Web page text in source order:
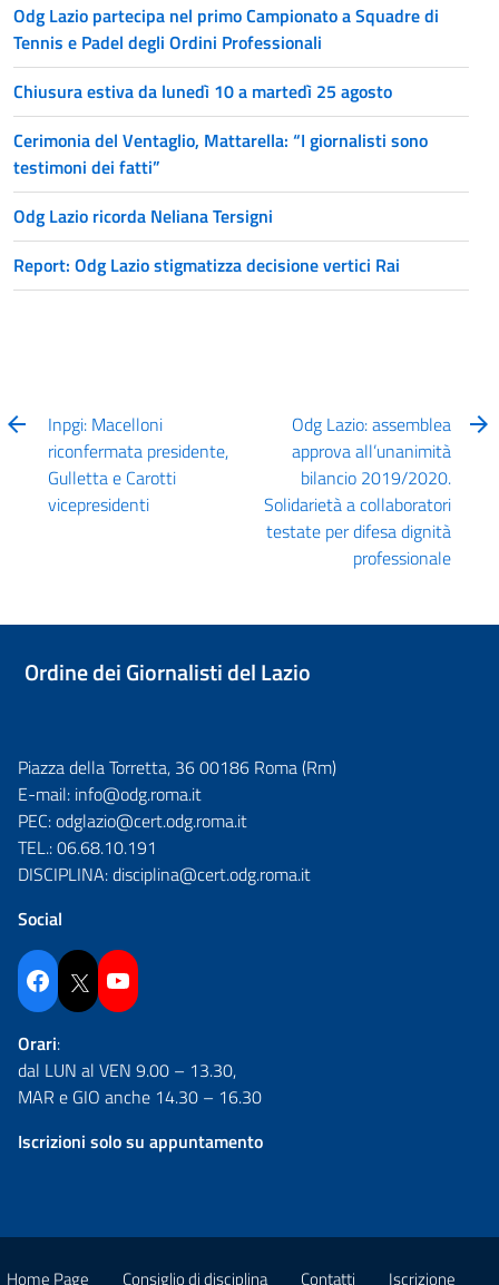
Odg Lazio partecipa nel primo Campionato a Squadre di
Tennis e Padel degli Ordini Professionali
Chiusura estiva da lunedì 10 a martedì 25 agosto
Cerimonia del Ventaglio, Mattarella: “I giornalisti sono
testimoni dei fatti”
Odg Lazio ricorda Neliana Tersigni
Report: Odg Lazio stigmatizza decisione vertici Rai
Inpgi: Macelloni
riconfermata presidente,
Gulletta e Carotti
vicepresidenti
Odg Lazio: assemblea
approva all’unanimità
bilancio 2019/2020.
Solidarietà a collaboratori
testate per difesa dignità
professionale
Ordine dei Giornalisti del Lazio
Piazza della Torretta, 36 00186 Roma (Rm)
E-mail: info@odg.roma.it
PEC:odglazio@cert.odg.roma.it
TEL.:06.68.10.191
DISCIPLINA:disciplina@cert.odg.roma.it
Social
Facebook Twitter YouTube
Orari:
dal LUN al VEN 9.00 – 13.30,
MAR e GIO anche 14.30 – 16.30
Iscrizioni solo su appuntamento
Home Page Consiglio di disciplina Contatti Iscrizione